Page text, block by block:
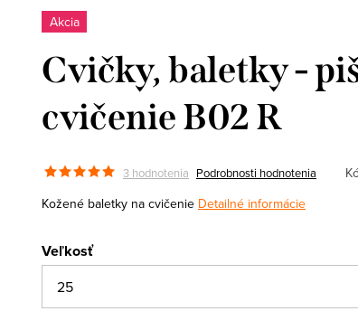
Akcia
Cvičky, baletky -
cvičenie B02 R
3 hodnotenia Podrobnosti hodnotenia
Kožené baletky na cvičenie Detailné informácie
Veľkosť